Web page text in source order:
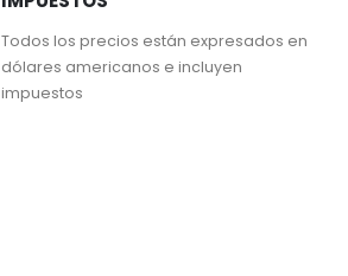
Todos los precios están expresados en
dólares americanos e incluyen
impuestos